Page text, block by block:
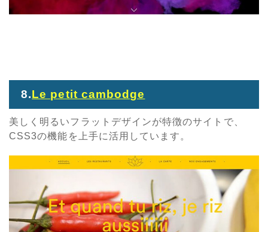
8.Le petit cambodge
美しく明るいフラットデザインが特徴のサイトで、
CSS3の機能を上手に活用しています。